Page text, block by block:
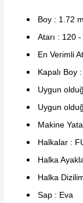
Boy : 1.72
Atarı : 120
En Verimli
Kapalı Boy
Uygun
Uygun
Makine
Halkalar :
Halka
Halka
Sap : Eva